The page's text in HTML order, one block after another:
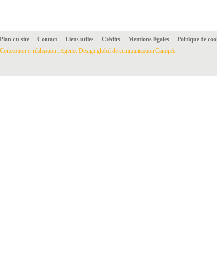
Plan du site - Contact - Liens utiles - Crédits - Mentions légales - Politique de
Conception et réalisation : Agence Design global de communication Canopée